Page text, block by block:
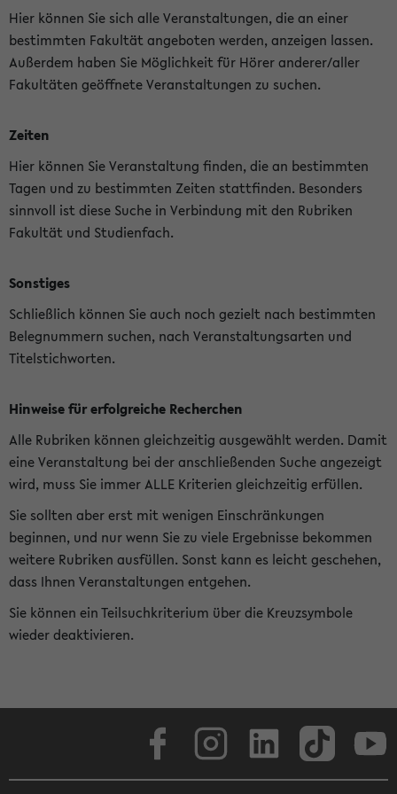
Hier können Sie sich alle Veranstaltungen, die an einer
bestimmten Fakultät angeboten werden, anzeigen lassen.
Außerdem haben Sie Möglichkeit für Hörer anderer/aller
Fakultäten geöffnete Veranstaltungen zu suchen.
Zeiten
Hier können Sie Veranstaltung finden, die an bestimmten
Tagen und zu bestimmten Zeiten stattfinden. Besonders
sinnvoll ist diese Suche in Verbindung mit den Rubriken
Fakultät und Studienfach.
Sonstiges
Schließlich können Sie auch noch gezielt nach bestimmten
Belegnummern suchen, nach Veranstaltungsarten und
Titelstichworten.
Hinweise für erfolgreiche Recherchen
Alle Rubriken können gleichzeitig ausgewählt werden. Damit
eine Veranstaltung bei der anschließenden Suche angezeigt
wird, muss Sie immer ALLE Kriterien gleichzeitig erfüllen.
Sie sollten aber erst mit wenigen Einschränkungen
beginnen, und nur wenn Sie zu viele Ergebnisse bekommen
weitere Rubriken ausfüllen. Sonst kann es leicht geschehen,
dass Ihnen Veranstaltungen entgehen.
Sie können ein Teilsuchkriterium über die Kreuzsymbole
wieder deaktivieren.